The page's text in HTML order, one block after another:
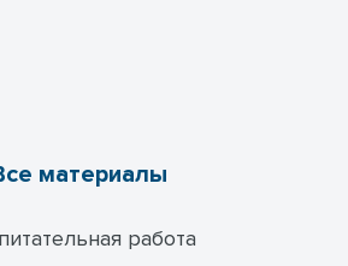
материалы
работа